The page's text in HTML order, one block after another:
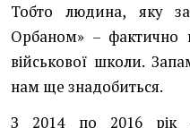
Тобто людина, яку
Орбаном» – фактично
військової школи.
нам ще знадобиться.
З 2014 по 2016 рік